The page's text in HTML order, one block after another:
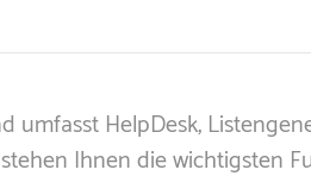
umfasst HelpDesk,
Ihnen die wichtigsten